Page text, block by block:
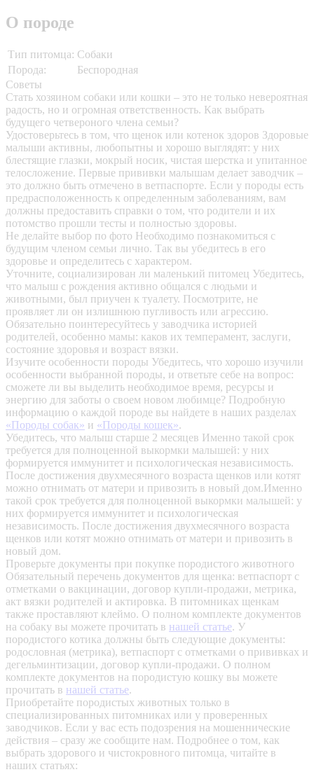
О породе
Тип питомца: Собаки
Порода:
Беспородная
Советы
Стать хозяином собаки или кошки – это не только невероятная
радость, но и огромная ответственность. Как выбрать
будущего четвероного члена семьи?
Удостоверьтесь в том, что щенок или котенок здоров Здоровые
малыши активны, любопытны и хорошо выглядят: у них
блестящие глазки, мокрый носик, чистая шерстка и упитанное
телосложение. Первые прививки малышам делает заводчик –
это должно быть отмечено в ветпаспорте. Если у породы есть
предрасположенность к определенным заболеваниям, вам
должны предоставить справки о том, что родители и их
потомство прошли тесты и полностью здоровы.
Не делайте выбор по фото Необходимо познакомиться с
будущим членом семьи лично. Так вы убедитесь в его
здоровье и определитесь с характером.
Уточните, социализирован ли маленький питомец Убедитесь,
что малыш с рождения активно общался с людьми и
животными, был приучен к туалету. Посмотрите, не
проявляет ли он излишнюю пугливость или агрессию.
Обязательно поинтересуйтесь у заводчика историей
родителей, особенно мамы: каков их темперамент, заслуги,
состояние здоровья и возраст вязки.
Изучите особенности породы Убедитесь, что хорошо изучили
особенности выбранной породы, и ответьте себе на вопрос:
сможете ли вы выделить необходимое время, ресурсы и
энергию для заботы о своем новом любимце? Подробную
информацию о каждой породе вы найдете в наших разделах
«Породы собак» и «Породы кошек».
Убедитесь, что малыш старше 2 месяцев Именно такой срок
требуется для полноценной выкормки малышей: у них
формируется иммунитет и психологическая независимость.
После достижения двухмесячного возраста щенков или котят
можно отнимать от матери и привозить в новый дом.Именно
такой срок требуется для полноценной выкормки малышей: у
них формируется иммунитет и психологическая
независимость. После достижения двухмесячного возраста
щенков или котят можно отнимать от матери и привозить в
новый дом.
Проверьте документы при покупке породистого животного
Обязательный перечень документов для щенка: ветпаспорт с
отметками о вакцинации, договор купли-продажи, метрика,
акт вязки родителей и актировка. В питомниках щенкам
также проставляют клеймо. О полном комплекте документов
на собаку вы можете прочитать в нашей статье. У
породистого котика должны быть следующие документы:
родословная (метрика), ветпаспорт с отметками о прививках и
дегельминтизации, договор купли-продажи. О полном
комплекте документов на породистую кошку вы можете
прочитать в нашей статье.
Приобретайте породистых животных только в
специализированных питомниках или у проверенных
заводчиков. Если у вас есть подозрения на мошеннические
действия – сразу же сообщите нам. Подробнее о том, как
выбрать здорового и чистокровного питомца, читайте в
наших статьях: